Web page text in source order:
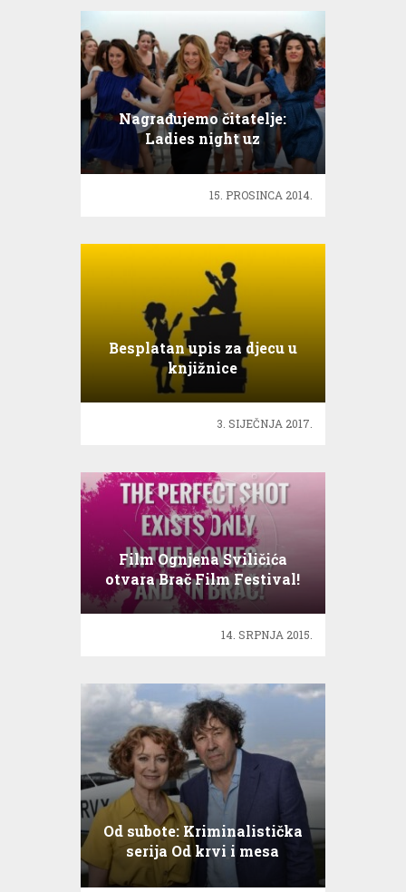
Nagrađujemo čitatelje:
Ladies night uz
Francuskinje!
15. PROSINCA 2014.
Besplatan upis za djecu u
knjižnice
3. SIJEČNJA 2017.
Film Ognjena Sviličića
otvara Brač Film Festival!
14. SRPNJA 2015.
Od subote: Kriminalistička
serija Od krvi i mesa